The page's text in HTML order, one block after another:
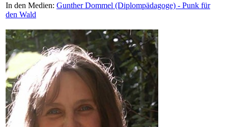
In den Medien: Gunther Dommel (Diplompädagoge) - Punk für
den Wald